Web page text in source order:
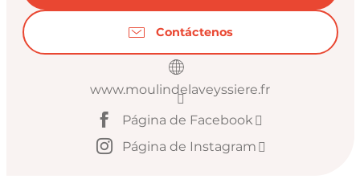
Contáctenos
www.moulindelaveyssiere.fr
Página de Facebook
Página de Instagram